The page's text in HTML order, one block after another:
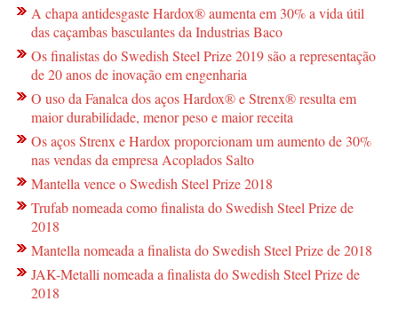
A chapa antidesgaste Hardox® aumenta em 30% a vida útil
das caçambas basculantes da Industrias Baco
Os finalistas do Swedish Steel Prize 2019 são a representação
de 20 anos de inovação em engenharia
O uso da Fanalca dos aços Hardox® e Strenx® resulta em
maior durabilidade, menor peso e maior receita
Os aços Strenx e Hardox proporcionam um aumento de 30%
nas vendas da empresa Acoplados Salto
Mantella vence o Swedish Steel Prize 2018
Trufab nomeada como finalista do Swedish Steel Prize de
2018
Mantella nomeada a finalista do Swedish Steel Prize de 2018
JAK-Metalli nomeada a finalista do Swedish Steel Prize de
2018